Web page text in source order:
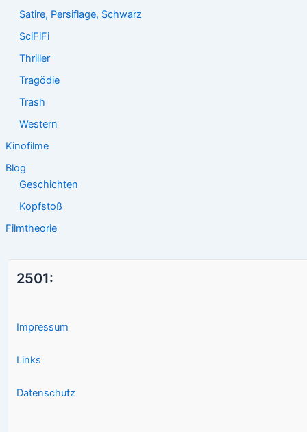
Satire, Persiflage, Schwarz
SciFiFi
Thriller
Tragödie
Trash
Western
Kinofilme
Blog
Geschichten
Kopfstoß
Filmtheorie
2501:
Impressum
Links
Datenschutz